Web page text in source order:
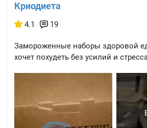
Криодиета
4.1 19
Замороженные наборы здоровой
хочет похудеть без усилий и